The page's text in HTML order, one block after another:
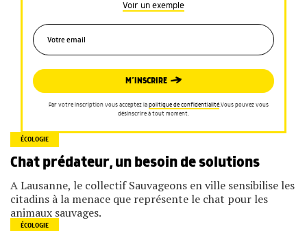
Voir un exemple
M’INSCRIRE
Par votre inscription vous acceptez la politique de confidentialité.Vous pouvez vous
désinscrire à tout moment.
ÉCOLOGIE
Chat prédateur, un besoin de solutions
A Lausanne, le collectif Sauvageons en ville sensibilise les
citadins à la menace que représente le chat pour les
animaux sauvages.
ÉCOLOGIE